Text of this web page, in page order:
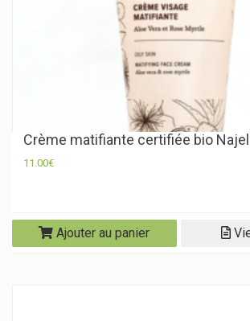
Crème matifiante certifiée bio Najel
11.00€
Ajouter au panier